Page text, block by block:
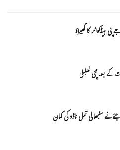
ہیڈکواٹر کا گھیراؤ
بعد مچی کھلبلی
نے سنبھالی تمل ناڈو کی کمان